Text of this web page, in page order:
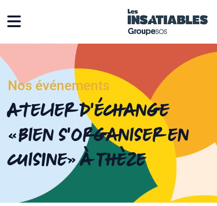
Nos événements
Atelier d’échange
« Bien s’organiser en
cuisine » à Thèze